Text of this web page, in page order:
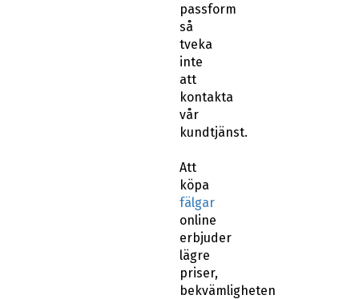
passform
så
tveka
inte
att
kontakta
vår
kundtjänst.
Att
köpa
fälgar
online
erbjuder
lägre
priser,
bekvämligheten